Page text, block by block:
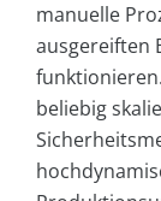
manuelle
ausgereiften
beliebig